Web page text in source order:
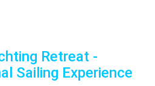
Retreat -
Sailing Experience